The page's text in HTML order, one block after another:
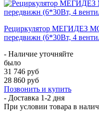
Рециркулятор МЕГИДЕЗ
передвижн (6*30Вт, 4
- Наличие уточняйте
было
31 746 руб
28 860 руб
Позвонить и купить
- Доставка 1-2 дня
При условии товара в